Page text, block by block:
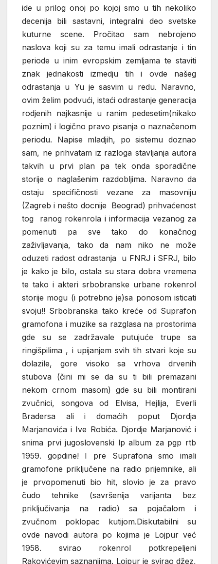
ide u prilog onoj po kojoj smo u tih nekoliko
decenija bili sastavni, integralni deo svetske
kuturne scene. Pročitao sam nebrojeno
naslova koji su za temu imali odrastanje i tin
periode u inim evropskim zemljama te staviti
znak jednakosti izmedju tih i ovde našeg
odrastanja u Yu je sasvim u redu. Naravno,
ovim želim podvući, istaći odrastanje generacija
rodjenih najkasnije u ranim pedesetim(nikako
poznim) i logično pravo pisanja o naznačenom
periodu. Napise mladjih, po sistemu doznao
sam, ne prihvatam iz razloga stavljanja autora
takvih u prvi plan pa tek onda sporadične
storije o naglašenim razdobljima. Naravno da
ostaju specifičnosti vezane za masovniju
(Zagreb i nešto docnije Beograd) prihvaćenost
tog ranog rokenrola i informacija vezanog za
pomenuti pa sve tako do konačnog
zaživljavanja, tako da nam niko ne može
oduzeti radost odrastanja u FNRJ i SFRJ, bilo
je kako je bilo, ostala su stara dobra vremena
te tako i akteri srbobranske urbane rokenrol
storije mogu (i potrebno je)sa ponosom isticati
svoju!! Srbobranska tako kreće od Suprafon
gramofona i muzike sa razglasa na prostorima
gde su se zadržavale putujuće trupe sa
ringišpilima , i upijanjem svih tih stvari koje su
dolazile, gore visoko sa vrhova drvenih
stubova (čini mi se da su ti bili premazani
nekom crnom masom) gde su bili montirani
zvučnici, songova od Elvisa, Hejlija, Everli
Bradersa ali i domaćih poput Djordja
Marjanovića i Ive Robića. Djordje Marjanović i
snima prvi jugoslovenski lp album za pgp rtb
1959. gopdine! I pre Suprafona smo imali
gramofone priključene na radio prijemnike, ali
je prvopomenuti bio hit, slovio je za pravo
čudo tehnike (savršenija varijanta bez
priključivanja na radio) sa pojačalom i
zvučnom poklopac kutijom.Diskutabilni su
ovde navodi autora po kojima je Lojpur već
1958. svirao rokenrol potkrepeljeni
Rakovićevim saznanjima. Lojpur je svirao džez,